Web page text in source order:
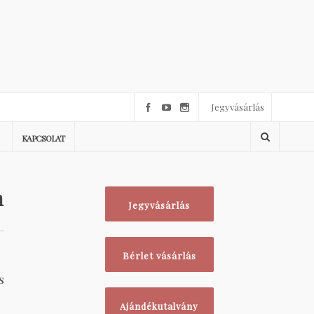
Jegyvásárlás
KAPCSOLAT
Jegyvásárlás
Bérlet vásárlás
Ajándékutalvány